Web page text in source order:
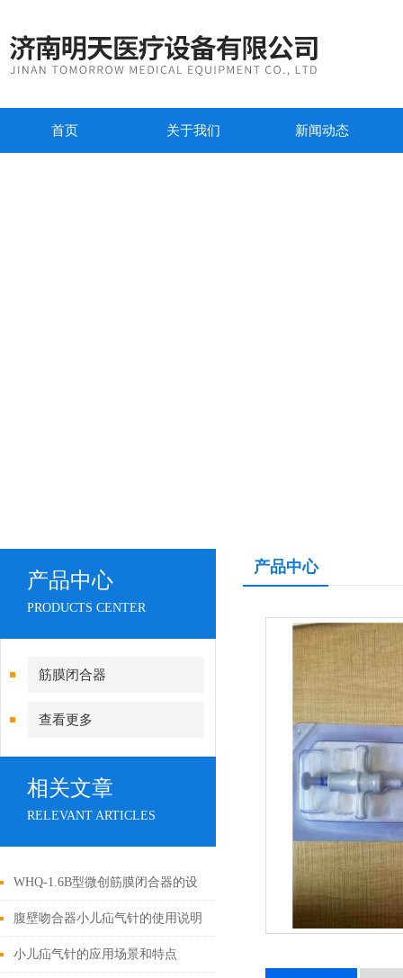
首页 关于我们 新闻动态
产品中心
PRODUCTS CENTER
筋膜闭合器
查看更多
相关文章
RELEVANT ARTICLES
WHQ-1.6B型微创筋膜闭合器的设
计原理与应用
腹壁吻合器小儿疝气针的使用说明
小儿疝气针的应用场景和特点
产品中心